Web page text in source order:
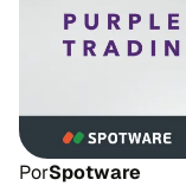
PorSpotware